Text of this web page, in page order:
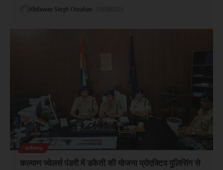
Khilawan Singh Chouhan
छत्तीसगढ़
कल्याण ज्वेलर्स पंडरी में डकैती की योजना प्रोएक्टिव पुलिसिंग से